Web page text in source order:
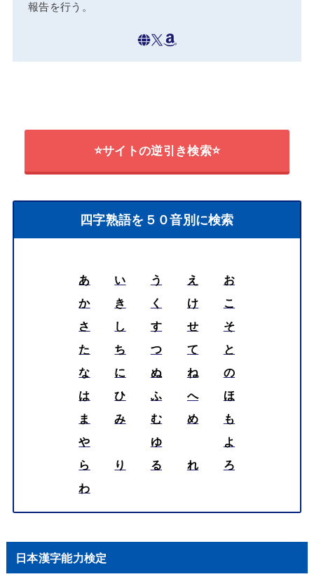
報告を行う。
⭐サイトの逆引き検索⭐
四字熟語を５０音別に検索
あ い う え
お
か
き く け
こ
さ
し す せ
そ
た
ち つ て
と
な
に ぬ ね
の
は
ひ ふ へ
ほ
ま
み む め
も
や
ゆ
よ
ら
り る れ
ろ
わ
日本漢字能力検定